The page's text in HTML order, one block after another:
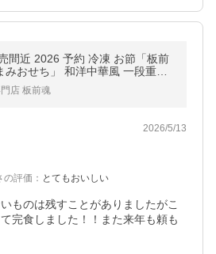
間近 2026 予約 冷凍 お節「板前
みおせち」 和洋中華風 一段重
目 肉 海鮮 中華 爆買 2025 お
店 板前魂
2026/5/13
の評価 ： とてもおいしい
ものは残すことがありましたがこ
完食しました！！また来年も頼も